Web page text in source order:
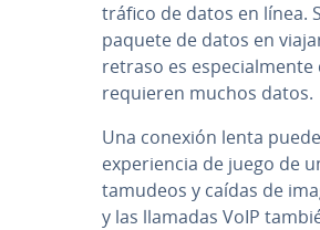
tráfico de datos en línea.
paquete de datos en
retraso es
requieren muchos datos.
Una conexión lenta
ex­pe­rie­n­cia de juego de
ta­mu­deos y caídas de
y las llamadas VoIP